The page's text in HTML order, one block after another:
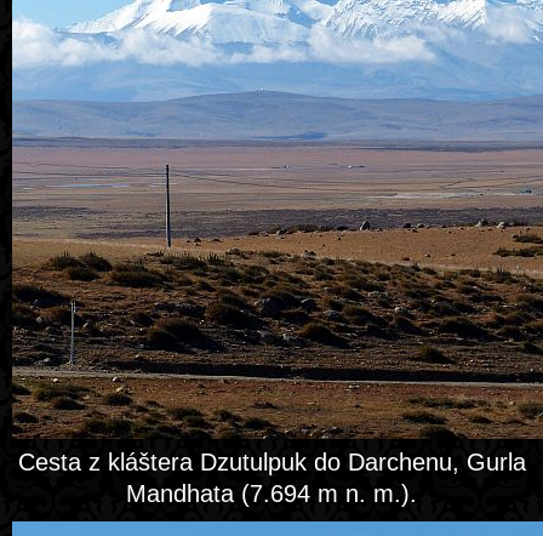
Cesta z kláštera Dzutulpuk do Darchenu, Gurla
Mandhata (7.694 m n. m.).